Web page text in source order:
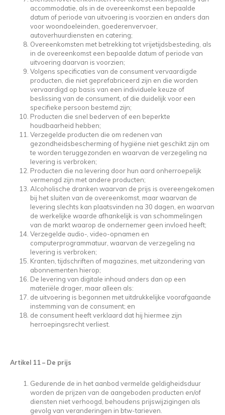
accommodatie, als in de overeenkomst een bepaalde
datum of periode van uitvoering is voorzien en anders dan
voor woondoeleinden, goederenvervoer,
autoverhuurdiensten en catering;
Overeenkomsten met betrekking tot vrijetijdsbesteding, als
in de overeenkomst een bepaalde datum of periode van
uitvoering daarvan is voorzien;
Volgens specificaties van de consument vervaardigde
producten, die niet geprefabriceerd zijn en die worden
vervaardigd op basis van een individuele keuze of
beslissing van de consument, of die duidelijk voor een
specifieke persoon bestemd zijn;
Producten die snel bederven of een beperkte
houdbaarheid hebben;
Verzegelde producten die om redenen van
gezondheidsbescherming of hygiëne niet geschikt zijn om
te worden teruggezonden en waarvan de verzegeling na
levering is verbroken;
Producten die na levering door hun aard onherroepelijk
vermengd zijn met andere producten;
Alcoholische dranken waarvan de prijs is overeengekomen
bij het sluiten van de overeenkomst, maar waarvan de
levering slechts kan plaatsvinden na 30 dagen, en waarvan
de werkelijke waarde afhankelijk is van schommelingen
van de markt waarop de ondernemer geen invloed heeft;
Verzegelde audio-, video-opnamen en
computerprogrammatuur, waarvan de verzegeling na
levering is verbroken;
Kranten, tijdschriften of magazines, met uitzondering van
abonnementen hierop;
De levering van digitale inhoud anders dan op een
materiële drager, maar alleen als:
de uitvoering is begonnen met uitdrukkelijke voorafgaande
instemming van de consument; en
de consument heeft verklaard dat hij hiermee zijn
herroepingsrecht verliest.
Artikel 11– De prijs
Gedurende de in het aanbod vermelde geldigheidsduur
worden de prijzen van de aangeboden producten en/of
diensten niet verhoogd, behoudens prijswijzigingen als
gevolg van veranderingen in btw-tarieven.